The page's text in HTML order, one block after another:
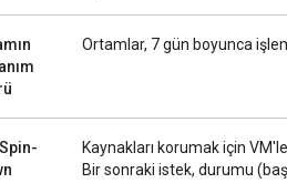
Ortamlar, 7 gün boyunca
Kaynakları korumak için
Bir sonraki istek, durumu